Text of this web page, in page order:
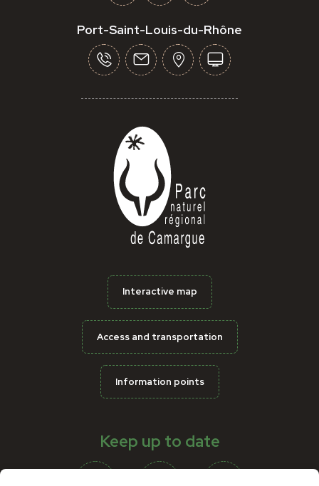
Port-Saint-Louis-du-Rhône
Interactive map
Access and transportation
Information points
Keep up to date